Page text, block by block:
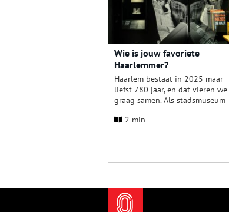
Wie is jouw favoriete
Haarlemmer?
Haarlem bestaat in 2025 maar
liefst 780 jaar, en dat vieren we
graag samen. Als stadsmuseum
Museum alle Haarlemmers uit
voetbalcoach of favoriete leraar
Haarlemmers.
2 min